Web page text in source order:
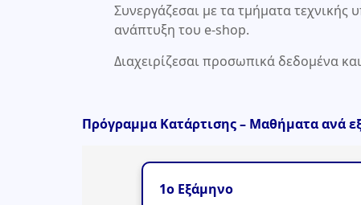
Συνεργάζεσαι με τα τμήματα τεχνικής
ανάπτυξη του e-shop.
Διαχειρίζεσαι προσωπικά δεδομένα
Πρόγραμμα Κατάρτισης – Μαθήματα ανά
1ο Εξάμηνο